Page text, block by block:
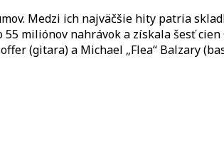
Medzi ich najväčšie hity patria
miliónov nahrávok a získala šesť
(gitara) a Michael „Flea“ Balzary